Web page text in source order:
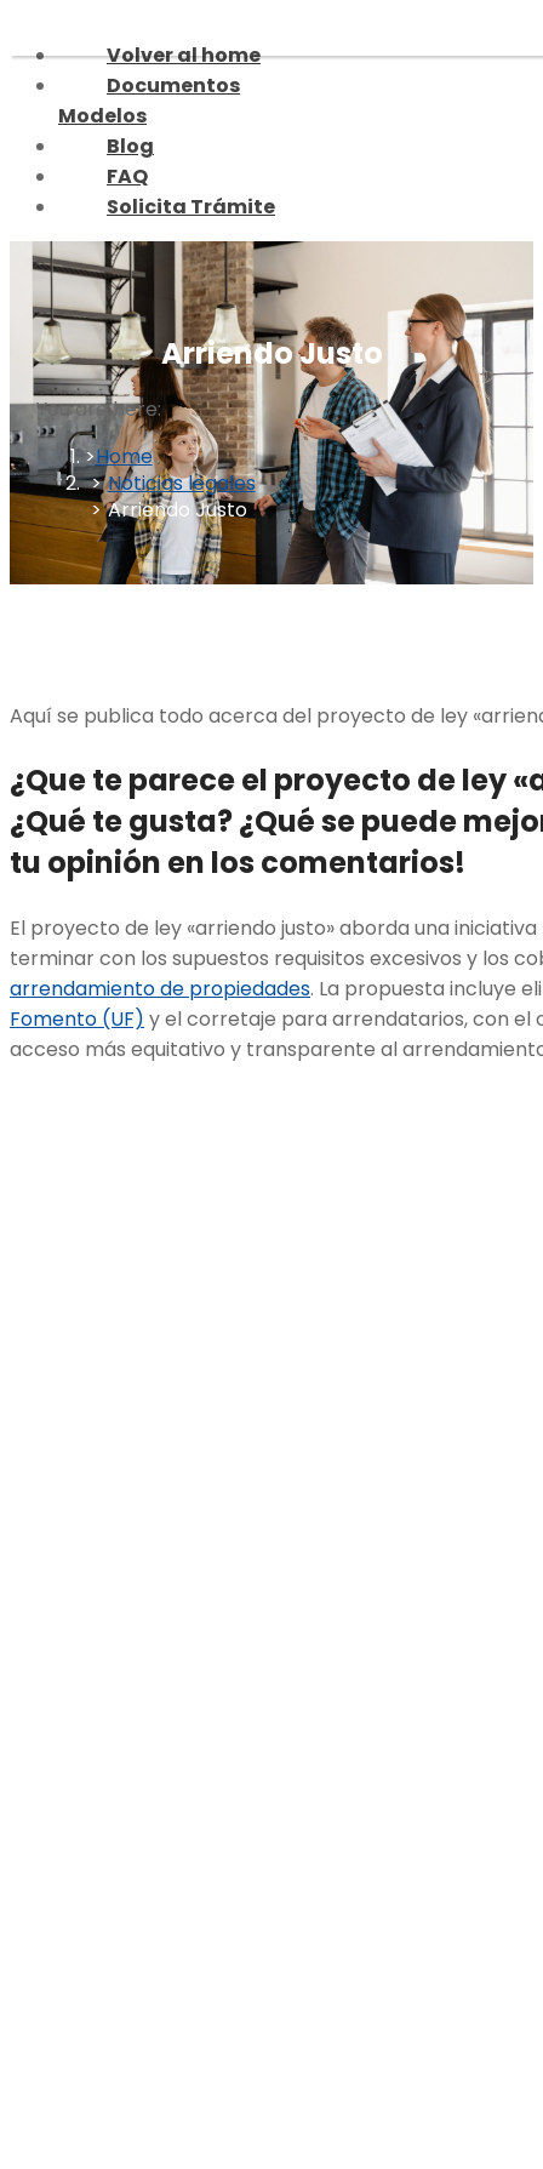
to
content
Volver al home
Documentos
Modelos
Blog
FAQ
Solicita Trámite
Arriendo Justo
You are here:
Home
Noticias legales
Arriendo Justo
Aquí se publica todo acerca del proyecto de ley
¿Que te parece el proyecto de ley
¿Qué te gusta? ¿Qué se puede
tu opinión en los comentarios!
El proyecto de ley «arriendo justo» aborda una
terminar con los supuestos requisitos excesivos y los
arrendamiento de propiedades. La propuesta incluye
Fomento (UF) y el corretaje para arrendatarios, con el
acceso más equitativo y transparente al